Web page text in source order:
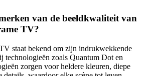
van de beeldkwaliteit van
TV?
staat bekend om zijn indrukwekkende
technologieën zoals Quantum Dot en
zorgen voor heldere kleuren, diepe